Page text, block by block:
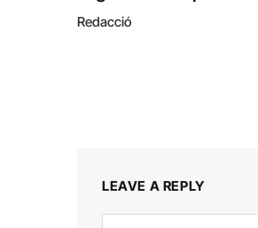
Redacció
LEAVE A REPLY